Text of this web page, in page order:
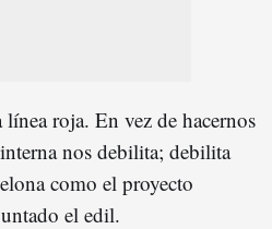
roja. En vez de hacernos
nos debilita; debilita
como el proyecto
el edil.